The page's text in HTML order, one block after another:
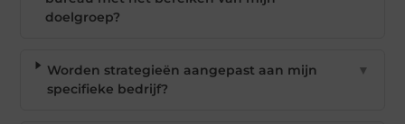
doelgroep?
Worden strategieën aangepast aan mijn
specifieke bedrijf?
▼